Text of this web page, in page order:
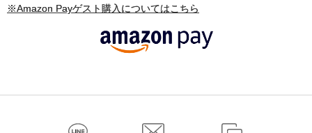
※Amazon Payゲスト購入についてはこちら